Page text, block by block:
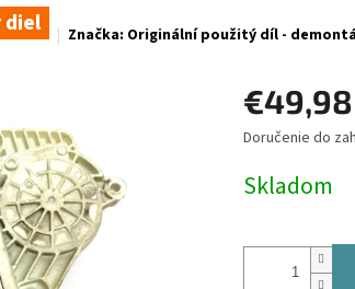
Značka: Originální použitý díl -
€49,98
Jednotková
Doručenie do
Skladom